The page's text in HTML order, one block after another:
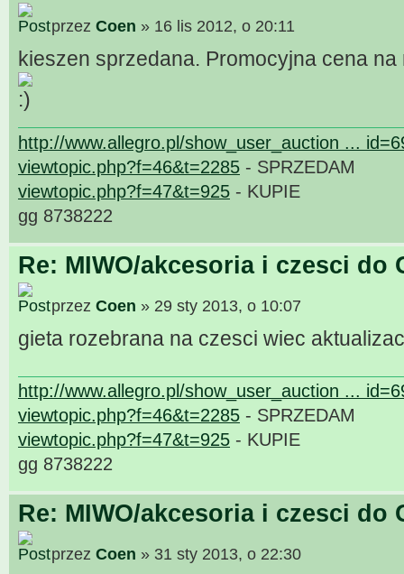
przez Coen » 16 lis 2012, o 20:11
kieszen sprzedana. Promocyjna cena
http://www.allegro.pl/show_user_auction ...
viewtopic.php?f=46&t=2285 - SPRZEDAM
viewtopic.php?f=47&t=925 - KUPIE
gg 8738222
Re: MIWO/akcesoria i czesci do
przez Coen » 29 sty 2013, o 10:07
gieta rozebrana na czesci wiec
http://www.allegro.pl/show_user_auction ...
viewtopic.php?f=46&t=2285 - SPRZEDAM
viewtopic.php?f=47&t=925 - KUPIE
gg 8738222
Re: MIWO/akcesoria i czesci do
przez Coen » 31 sty 2013, o 22:30